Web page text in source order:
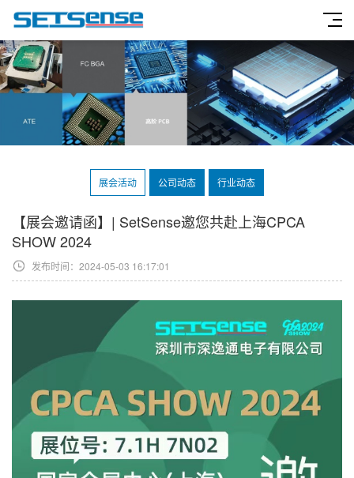
展会活动 公司动态 行业动态
【展会邀请函】| SetSense邀您共赴上海CPCA
SHOW 2024
发布时间：2024-05-03 16:17:01